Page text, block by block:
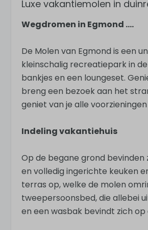
Luxe vakantiemolen in
Wegdromen in Egmond ....
De Molen van Egmond is een
kleinschalig recreatiepark in
bankjes en een loungeset.
breng een bezoek aan het
geniet van je alle
Indeling vakantiehuis
Op de begane grond
en volledig ingerichte keuken
terras op, welke de molen
tweepersoonsbed, die allebei
en een wasbak bevindt zich